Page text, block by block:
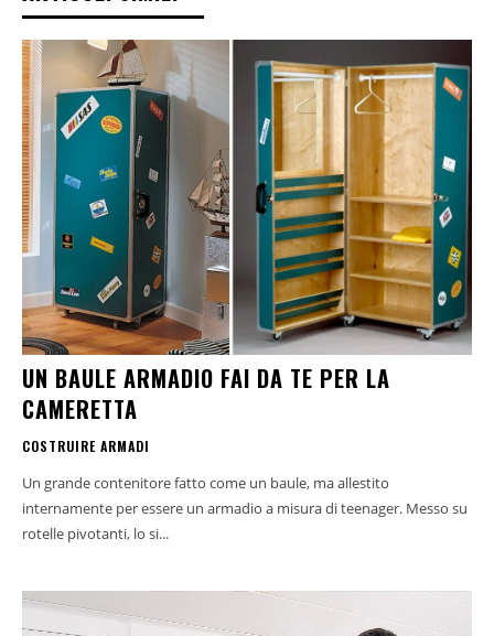
UN BAULE ARMADIO FAI DA TE PER LA
CAMERETTA
COSTRUIRE ARMADI
Un grande contenitore fatto come un baule, ma allestito
internamente per essere un armadio a misura di teenager. Messo su
rotelle pivotanti, lo si...